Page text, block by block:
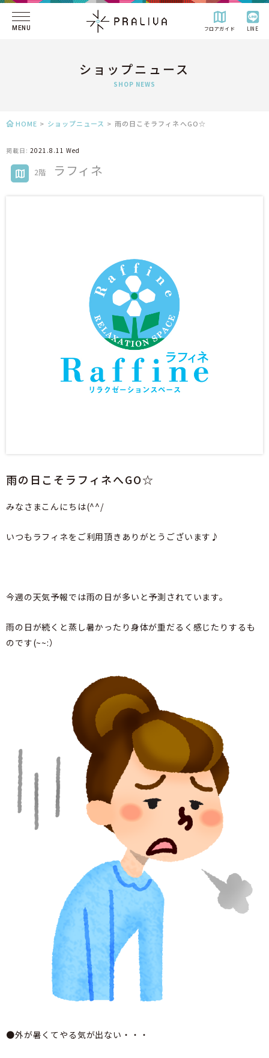
MENU フロアガイド LINE
ショップニュース
SHOP NEWS
HOME > ショップニュース > 雨の日こそラフィネへGO☆
掲載日: 2021.8.11 Wed
2階 ラフィネ
雨の日こそラフィネへGO☆
みなさまこんにちは(^^/
いつもラフィネをご利用頂きありがとうございます♪
今週の天気予報では雨の日が多いと予測されています。
雨の日が続くと蒸し暑かったり身体が重だるく感じたりするも
のです(~~:）
●外が暑くてやる気が出ない・・・